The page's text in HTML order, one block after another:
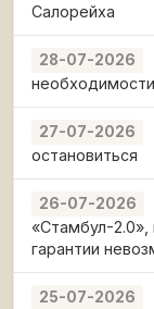
Салорейха
28-07-2026
необходимости
27-07-2026
остановиться
26-07-2026
«Стамбул-2.0»,
гарантии
25-07-2026